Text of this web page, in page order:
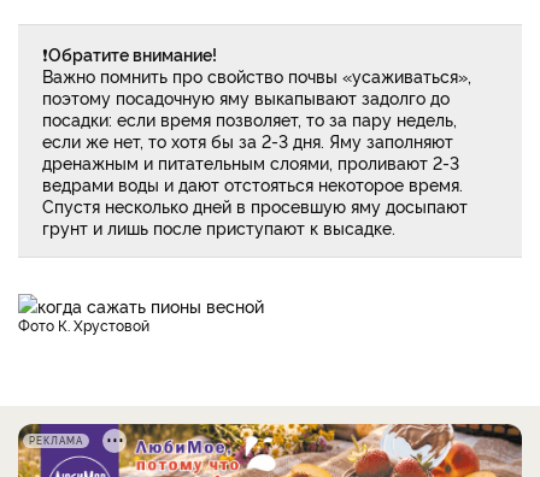
❗Обратите внимание!
Важно помнить про свойство почвы «усаживаться»,
поэтому посадочную яму выкапывают задолго до
посадки: если время позволяет, то за пару недель,
если же нет, то хотя бы за 2-3 дня. Яму заполняют
дренажным и питательным слоями, проливают 2-3
ведрами воды и дают отстояться некоторое время.
Спустя несколько дней в просевшую яму досыпают
грунт и лишь после приступают к высадке.
фото К. Хрустовой
РЕКЛАМА